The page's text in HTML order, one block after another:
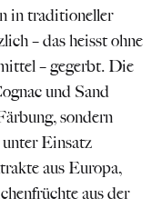
in traditioneller
– das heisst ohne
– gegerbt. Die
und Sand
sondern
Einsatz
aus Europa,
aus der